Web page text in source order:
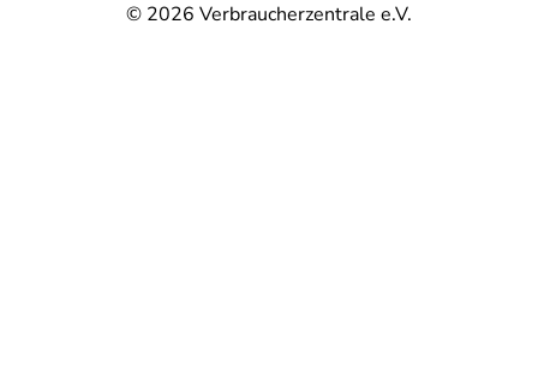
© 2026 Verbraucherzentrale e.V.